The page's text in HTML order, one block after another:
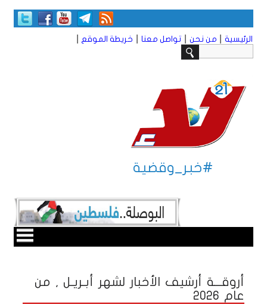
الرئيسية من نحن تواصل معنا خريطة الموقع
#خبر_وقضية
أروقـــة أرشيف الأخبار لشهر أبـريـل , من
عام 2026